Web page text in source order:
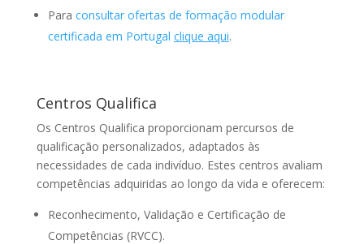
Para consultar ofertas de formação modular
certificada em Portugal clique aqui.
Centros Qualifica
Os Centros Qualifica proporcionam percursos de
qualificação personalizados, adaptados às
necessidades de cada indivíduo. Estes centros avaliam
competências adquiridas ao longo da vida e oferecem:
Reconhecimento, Validação e Certificação de
Competências (RVCC).